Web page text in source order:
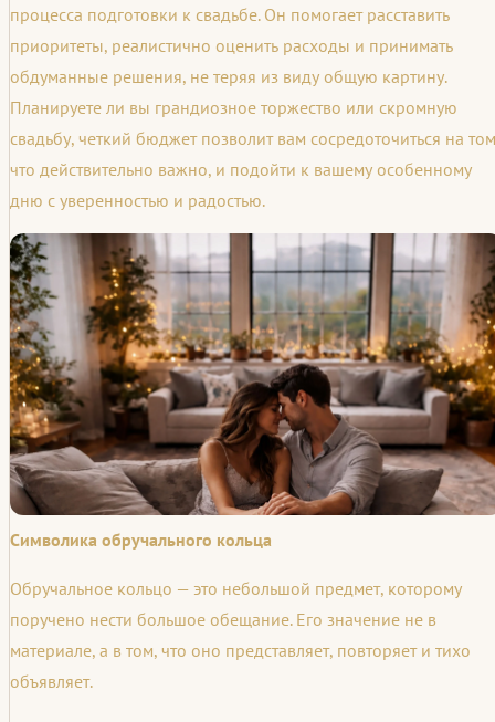
процесса подготовки к свадьбе. Он помогает расставить
приоритеты, реалистично оценить расходы и принимать
обдуманные решения, не теряя из виду общую картину.
Планируете ли вы грандиозное торжество или скромную
свадьбу, четкий бюджет позволит вам сосредоточиться на
что действительно важно, и подойти к вашему особенному
дню с уверенностью и радостью.
Символика обручального кольца
Обручальное кольцо — это небольшой предмет, которому
поручено нести большое обещание. Его значение не в
материале, а в том, что оно представляет, повторяет и тихо
объявляет.